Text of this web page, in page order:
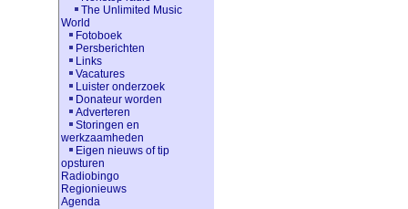
The Unlimited Music
World
Fotoboek
Persberichten
Links
Vacatures
Luister onderzoek
Donateur worden
Adverteren
Storingen en
werkzaamheden
Eigen nieuws of tip
opsturen
Radiobingo
Regionieuws
Agenda